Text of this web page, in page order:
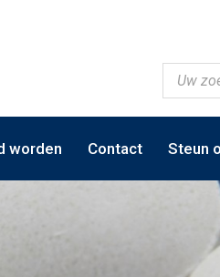
worden Contact Steun